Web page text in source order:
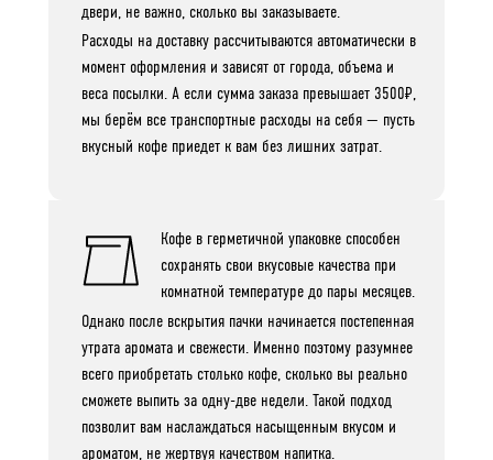
двери, не важно, сколько вы заказываете.
Расходы на доставку рассчитываются автоматически в
момент оформления и зависят от города, объема и
веса посылки. А если сумма заказа превышает 3500₽,
мы берём все транспортные расходы на себя — пусть
вкусный кофе приедет к вам без лишних затрат.
Кофе в герметичной упаковке способен
сохранять свои вкусовые качества при
комнатной температуре до пары месяцев.
Однако после вскрытия пачки начинается постепенная
утрата аромата и свежести. Именно поэтому разумнее
всего приобретать столько кофе, сколько вы реально
сможете выпить за одну-две недели. Такой подход
позволит вам наслаждаться насыщенным вкусом и
ароматом, не жертвуя качеством напитка.